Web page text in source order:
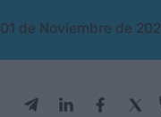
01 de Noviembre de